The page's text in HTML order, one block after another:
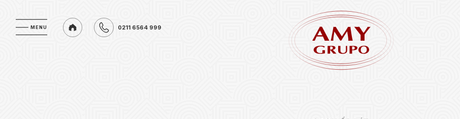
MENU 0211 6564 999